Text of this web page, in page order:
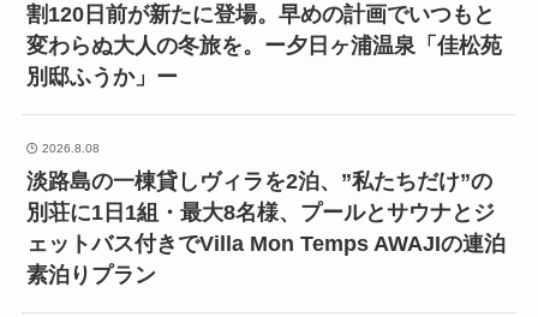
割120日前が新たに登場。早めの計画でいつもと
変わらぬ大人の冬旅を。ー夕日ヶ浦温泉「佳松苑
別邸ふうか」ー
2026.8.08
淡路島の一棟貸しヴィラを2泊、”私たちだけ”の
別荘に1日1組・最大8名様、プールとサウナとジ
ェットバス付きでVilla Mon Temps AWAJIの連泊
素泊りプラン